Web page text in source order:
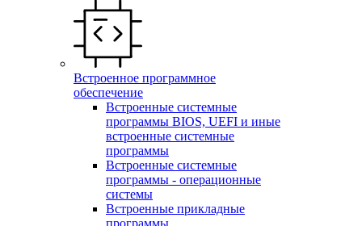
Встроенное программное
обеспечение
Встроенные системные
программы BIOS, UEFI и иные
встроенные системные
программы
Встроенные системные
программы - операционные
системы
Встроенные прикладные
программы